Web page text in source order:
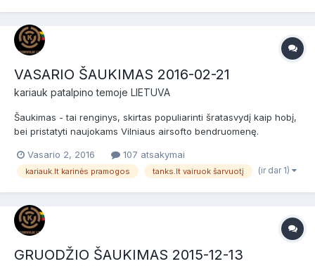
VASARIO ŠAUKIMAS 2016-02-21
kariauk patalpino temoje LIETUVA
Šaukimas - tai renginys, skirtas populiarinti šratasvydį kaip hobį,
bei pristatyti naujokams Vilniaus airsofto bendruomenę.
žaidėjams bei airsofto komandoms. Prieš žaidimą bus NEMOKAMI
dviejų valandų baziniai kariniai mokymai, po jų žaidimas....
Vasario 2, 2016 107 atsakymai
kariauk.lt karinės pramogos tanks.lt vairuok šarvuotį (ir dar 1)
GRUODŽIO ŠAUKIMAS 2015-12-13